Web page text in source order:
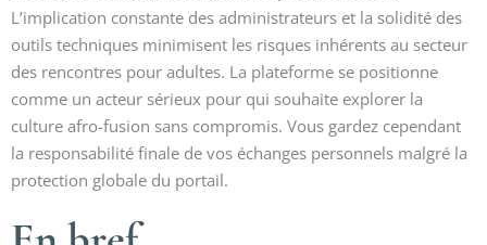
L’implication constante des administrateurs et la solidité des
outils techniques minimisent les risques inhérents au secteur
des rencontres pour adultes. La plateforme se positionne
comme un acteur sérieux pour qui souhaite explorer la
culture afro-fusion sans compromis. Vous gardez cependant
la responsabilité finale de vos échanges personnels malgré la
protection globale du portail.